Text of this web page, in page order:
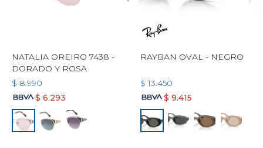
NATALIA OREIRO 7438 -
DORADO Y ROSA
$ 8.990
$ 6.293
RAYBAN OVAL - NEGRO
$ 13.450
$ 9.415